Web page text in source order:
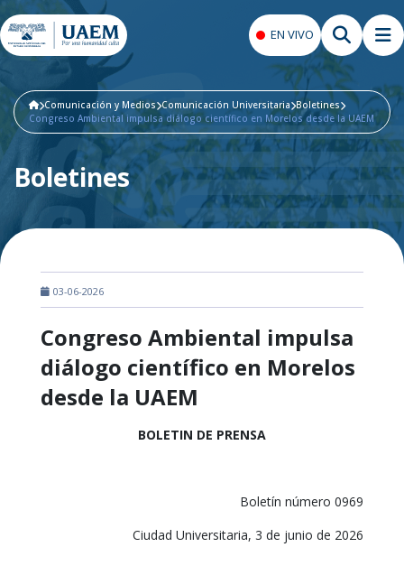
EN VIVO
Comunicación y Medios Comunicación Universitaria Boletines
Congreso Ambiental impulsa diálogo científico en Morelos desde la UAEM
Boletines
03-06-2026
Congreso Ambiental impulsa
diálogo científico en Morelos
desde la UAEM
BOLETIN DE PRENSA
Boletín número 0969
Ciudad Universitaria, 3 de junio de 2026